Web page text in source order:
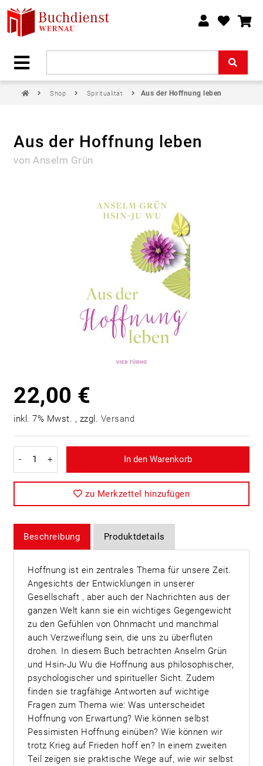
Shop Spiritualität Aus der Hoffnung leben
Aus der Hoffnung leben
von Anselm Grün
22,00 €
inkl. 7% Mwst. , zzgl. Versand
- + In den Warenkorb
zu Merkzettel hinzufügen
Beschreibung Produktdetails
Hoffnung ist ein zentrales Thema für unsere Zeit.
Angesichts der Entwicklungen in unserer
Gesellschaft , aber auch der Nachrichten aus der
ganzen Welt kann sie ein wichtiges Gegengewicht
zu den Gefühlen von Ohnmacht und manchmal
auch Verzweiflung sein, die uns zu überfluten
drohen. In diesem Buch betrachten Anselm Grün
und Hsin-Ju Wu die Hoffnung aus philosophischer,
psychologischer und spiritueller Sicht. Zudem
finden sie tragfähige Antworten auf wichtige
Fragen zum Thema wie: Was unterscheidet
Hoffnung von Erwartung? Wie können selbst
Pessimisten Hoffnung einüben? Wie können wir
trotz Krieg auf Frieden hoff en? In einem zweiten
Teil zeigen sie praktische Wege auf, wie wir selbst